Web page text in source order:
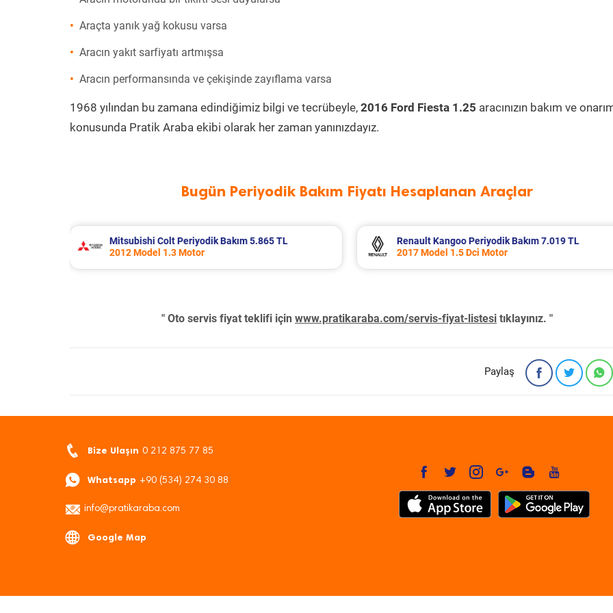
Araçta yanık yağ kokusu varsa
Aracın yakıt sarfiyatı artmışsa
Aracın performansında ve çekişinde zayıflama varsa
1968 yılından bu zamana edindiğimiz bilgi ve tecrübeyle, 2016 Ford Fiesta 1.25 aracınızın bakım ve
konusunda Pratik Araba ekibi olarak her zaman yanınızdayız.
Bugün Periyodik Bakım Fiyatı Hesaplanan Araçlar
Renault Kangoo Periyodik Bakım 7.019 TL
2017 Model 1.5 Dci Motor
Renault Clio Periyodik Bakım 7.234 TL
2023 Model 1.0 Tce Motor
" Oto servis fiyat teklifi için www.pratikaraba.com/servis-fiyat-listesi tıklayınız. "
Paylaş
Bize Ulaşın 0 212 875 77 85
Whatsapp +90 (534) 274 30 88
info@pratikaraba.com
Google Map